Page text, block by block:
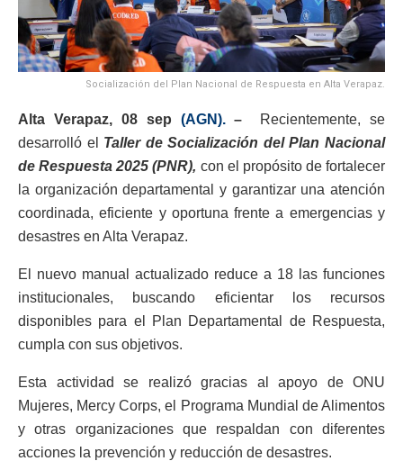
Socialización del Plan Nacional de Respuesta en Alta Verapaz.
Alta Verapaz, 08 sep (AGN).–
Recientemente, se
desarrolló el Taller de Socialización del Plan Nacional
de Respuesta 2025 (PNR), con el propósito de fortalecer
la organización departamental y garantizar una atención
coordinada, eficiente y oportuna frente a emergencias y
desastres en Alta Verapaz.
El nuevo manual actualizado reduce a 18 las funciones
institucionales, buscando eficientar los recursos
disponibles para el Plan Departamental de Respuesta,
cumpla con sus objetivos.
Esta actividad se realizó gracias al apoyo de ONU
Mujeres, Mercy Corps, el Programa Mundial de Alimentos
y otras organizaciones que respaldan con diferentes
acciones la prevención y reducción de desastres.